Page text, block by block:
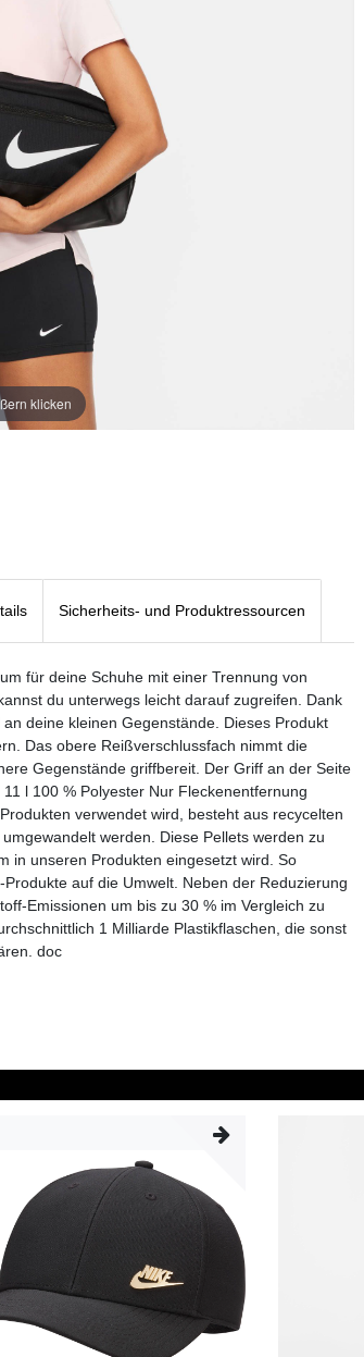
klicken
Sicherheits- und Produktressourcen
für deine Schuhe mit einer Trennung von
du unterwegs leicht darauf zugreifen. Dank
deine kleinen Gegenstände. Dieses Produkt
Das obere Reißverschlussfach nimmt die
Gegenstände griffbereit. Der Griff an der Seite
l 100 % Polyester Nur Fleckenentfernung
verwendet wird, besteht aus recycelten
werden. Diese Pellets werden zu
in unseren Produkten eingesetzt wird. So
auf die Umwelt. Neben der Reduzierung
Emissionen um bis zu 30 % im Vergleich zu
1 Milliarde Plastikflaschen, die sonst
doc